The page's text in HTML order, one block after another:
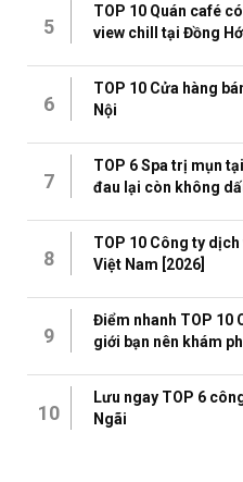
5
TOP 10 Quán café
view chill tại Đồng
6
TOP 10 Cửa hàng
Nội
7
TOP 6 Spa trị mụn
đau lại còn không
8
TOP 10 Công ty
Việt Nam [2026]
9
Điểm nhanh TOP 10
giới bạn nên khám
10
Lưu ngay TOP 6
Ngãi